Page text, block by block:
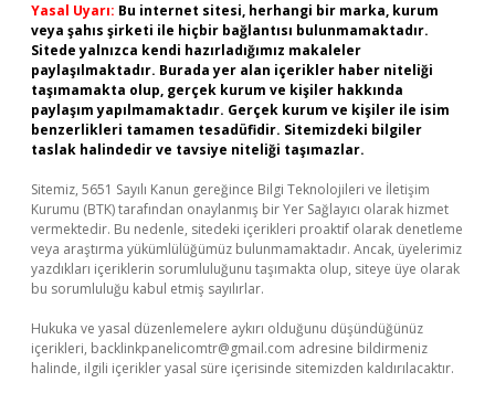
Yasal Uyarı: Bu internet sitesi, herhangi bir marka, kurum
veya şahıs şirketi ile hiçbir bağlantısı bulunmamaktadır.
Sitede yalnızca kendi hazırladığımız makaleler
paylaşılmaktadır. Burada yer alan içerikler haber niteliği
taşımamakta olup, gerçek kurum ve kişiler hakkında
paylaşım yapılmamaktadır. Gerçek kurum ve kişiler ile isim
benzerlikleri tamamen tesadüfidir. Sitemizdeki bilgiler
taslak halindedir ve tavsiye niteliği taşımazlar.
Sitemiz, 5651 Sayılı Kanun gereğince Bilgi Teknolojileri ve İletişim
Kurumu (BTK) tarafından onaylanmış bir Yer Sağlayıcı olarak hizmet
vermektedir. Bu nedenle, sitedeki içerikleri proaktif olarak denetleme
veya araştırma yükümlülüğümüz bulunmamaktadır. Ancak, üyelerimiz
yazdıkları içeriklerin sorumluluğunu taşımakta olup, siteye üye olarak
bu sorumluluğu kabul etmiş sayılırlar.
Hukuka ve yasal düzenlemelere aykırı olduğunu düşündüğünüz
içerikleri, backlinkpanelicomtr@gmail.com adresine bildirmeniz
halinde, ilgili içerikler yasal süre içerisinde sitemizden kaldırılacaktır.